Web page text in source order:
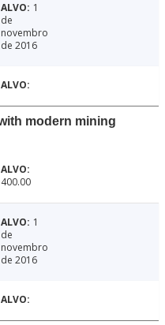
1
de
novembro
de 2016
modern mining
400.00
1
de
novembro
de 2016